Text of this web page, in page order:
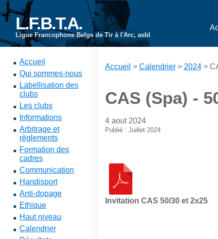
L.F.B.T.A.
Ligue Francophone Belge de Tir à l'Arc, asbl
Accueil
Qui sommes-nous
Labellisation des
clubs
Les clubs
Informations
Arbitrage et
règlements
Formation des
cadres
Communication
Handisport
Anti-dopage
Ethique
Haut niveau
Calendrier
Accueil > Calendrier> 2024>
CAS (Spa) -
4 aout 2024
Publié : Juillet 2024
Invitation CAS 50/30 et 2x25